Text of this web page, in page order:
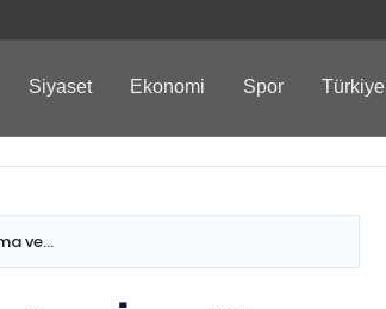
Siyaset Ekonomi Spor Türkiye
ve...